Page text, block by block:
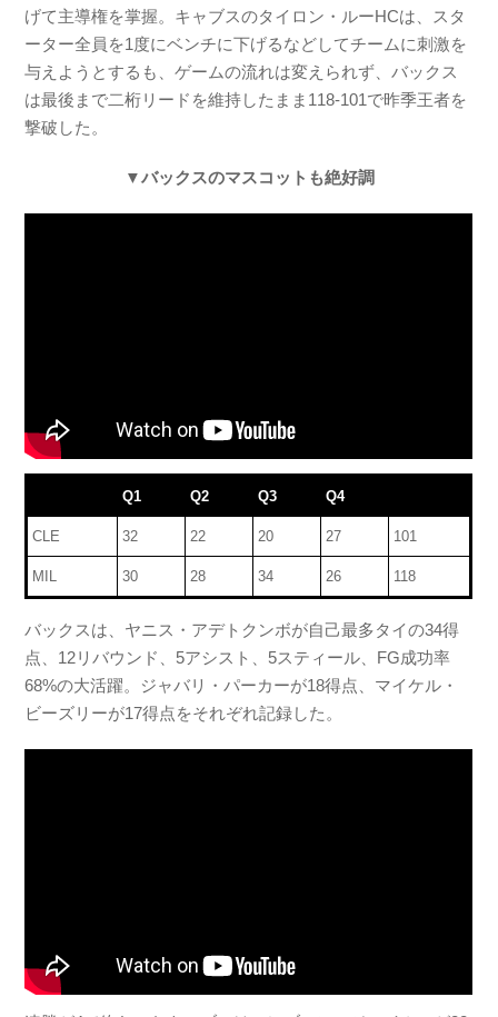
げて主導権を掌握。キャブスのタイロン・ルーHCは、スタ
ーター全員を1度にベンチに下げるなどしてチームに刺激を
与えようとするも、ゲームの流れは変えられず、バックス
は最後まで二桁リードを維持したまま118-101で昨季王者を
撃破した。
▼バックスのマスコットも絶好調
Q1 Q2 Q3 Q4
CLE 32 22 20 27 101
MIL 30 28 34 26 118
バックスは、ヤニス・アデトクンボが自己最多タイの34得
点、12リバウンド、5アシスト、5スティール、FG成功率
68%の大活躍。ジャバリ・パーカーが18得点、マイケル・
ビーズリーが17得点をそれぞれ記録した。